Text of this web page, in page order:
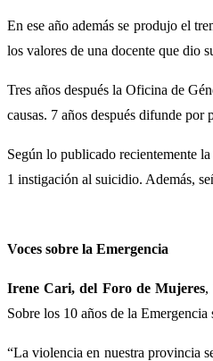
En ese año además se produjo el
los valores de una docente que dio
Tres años después la Oficina de
causas. 7 años después difunde
Según lo publicado recientemente
1 instigación al suicidio. Además,
Voces sobre la Emergencia
Irene Cari, del Foro de Mujeres,
Sobre los 10 años de la Emergencia
“La violencia en nuestra provincia